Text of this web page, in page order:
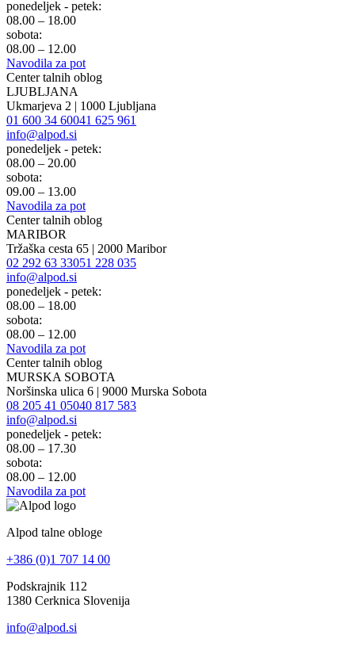
ponedeljek - petek:
08.00 – 18.00
sobota:
08.00 – 12.00
Navodila za pot
Center talnih oblog
LJUBLJANA
Ukmarjeva 2 | 1000 Ljubljana
01 600 34 60041 625 961
info@alpod.si
ponedeljek - petek:
08.00 – 20.00
sobota:
09.00 – 13.00
Navodila za pot
Center talnih oblog
MARIBOR
Tržaška cesta 65 | 2000 Maribor
02 292 63 33051 228 035
info@alpod.si
ponedeljek - petek:
08.00 – 18.00
sobota:
08.00 – 12.00
Navodila za pot
Center talnih oblog
MURSKA SOBOTA
Noršinska ulica 6 | 9000 Murska Sobota
08 205 41 05040 817 583
info@alpod.si
ponedeljek - petek:
08.00 – 17.30
sobota:
08.00 – 12.00
Navodila za pot
Alpod talne obloge
+386 (0)1 707 14 00
Podskrajnik 112
1380 Cerknica Slovenija
info@alpod.si